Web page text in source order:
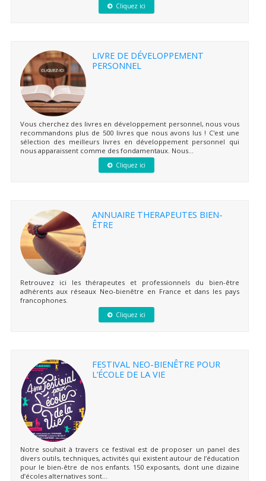
Cliquez ici
LIVRE DE DÉVELOPPEMENT
PERSONNEL
Vous cherchez des livres en développement personnel, nous vous
recommandons plus de 500 livres que nous avons lus ! C'est une
sélection des meilleurs livres en développement personnel qui
nous apparaissent comme des fondamentaux. Nous...
Cliquez ici
ANNUAIRE THERAPEUTES BIEN-
ÊTRE
Retrouvez ici les thérapeutes et professionnels du bien-être
adhérents aux réseaux Neo-bienêtre en France et dans les pays
francophones.
Cliquez ici
FESTIVAL NEO-BIENÊTRE POUR
L’ÉCOLE DE LA VIE
Notre souhait à travers ce festival est de proposer un panel des
divers outils, techniques, activités qui existent autour de l’éducation
pour le bien-être de nos enfants. 150 exposants, dont une dizaine
d’écoles alternatives sont...